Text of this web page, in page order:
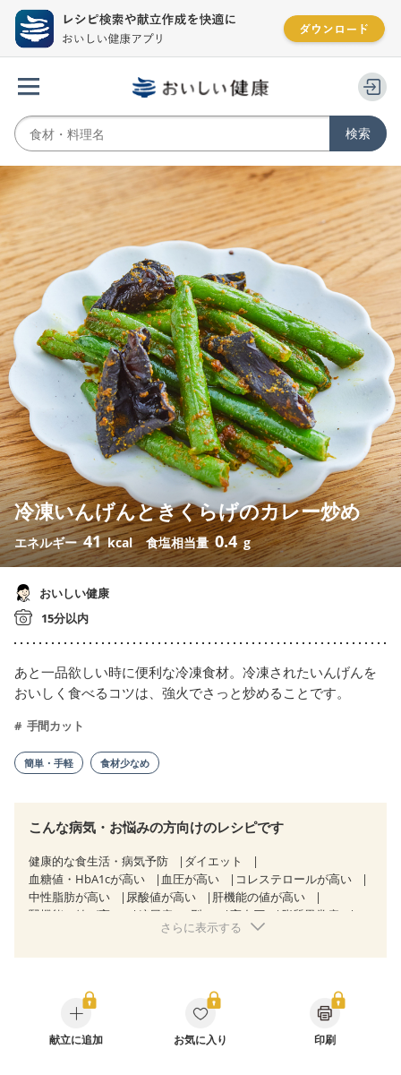
冷凍いんげんときくらげのカレー炒め
エネルギー41 kcal 食塩相当量0.4 g
おいしい健康
15分以内
あと一品欲しい時に便利な冷凍食材。冷凍されたいんげんを
おいしく食べるコツは、強火でさっと炒めることです。
手間カット
簡単・手軽 食材少なめ
こんな病気・お悩みの方向けのレシピです
健康的な食生活・病気予防
ダイエット
血糖値・HbA1cが高い
血圧が高い
コレステロールが高い
中性脂肪が高い
尿酸値が高い
肝機能の値が高い
腎機能の値が高い
糖尿病（2型） 高血圧
脂質異常症
狭心症 心筋梗塞
糖尿病性腎症（第３期）
CKD（ステージ１）
CKD（ステージ２）
CKD（ステージ３a）
CKD（ステージ３b）
透析
乳がん（抗がん剤治療中）
さらに表示する
献立に追加 お気に入り 印刷